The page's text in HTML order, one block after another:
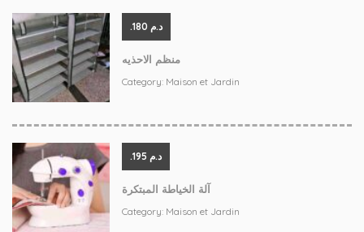
.د.م 180
منظم الاحذيه
Category: Maison et Jardin
.د.م 195
آلة الخياطة المبتكرة
Category: Maison et Jardin